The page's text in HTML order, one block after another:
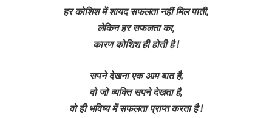
हर कोशिश में शायद सफलता नहीं मिल पाती,
लेकिन हर सफलता का,
कारण कोशिश ही होती है !
सपने देखना एक आम बात है,
वो जो व्यक्ति सपने देखता है,
वो ही भविष्य में सफलता प्राप्त करता है !